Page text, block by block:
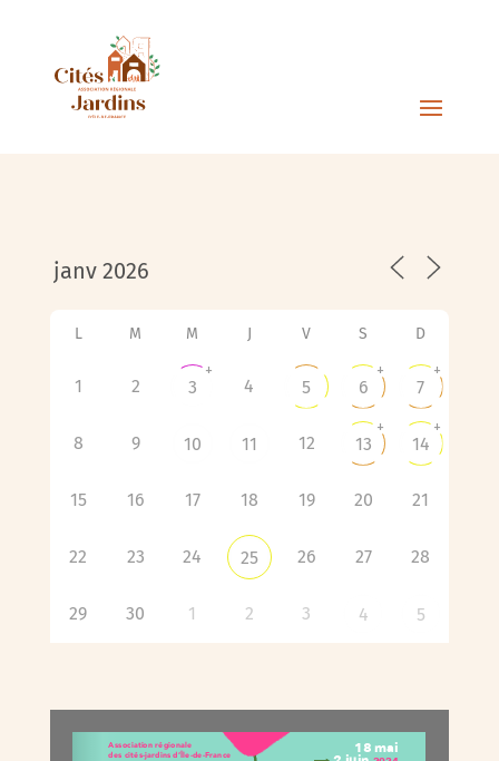
L M M J V S D
1 2 3
+
4 5 6
+
7
+
8 9 10 11 12 13
+
14
+
15 16 17 18 19 20 21
22 23 24 25 26 27 28
29 30 1 2 3 4 5